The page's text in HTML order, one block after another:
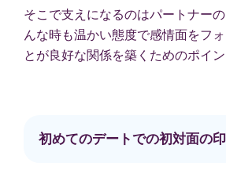
そこで支えになるのはパートナー
んな時も温かい態度で感情面をフ
とが良好な関係を築くためのポイン
初めてのデートでの初対面の